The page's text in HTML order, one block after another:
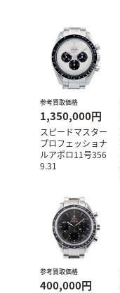
参考買取価格
1,350,000円
スピードマスター
プロフェッショナ
ルアポロ11号356
9.31
参考買取価格
400,000円